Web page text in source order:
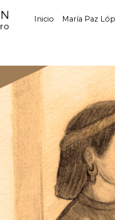
Inicio María Paz